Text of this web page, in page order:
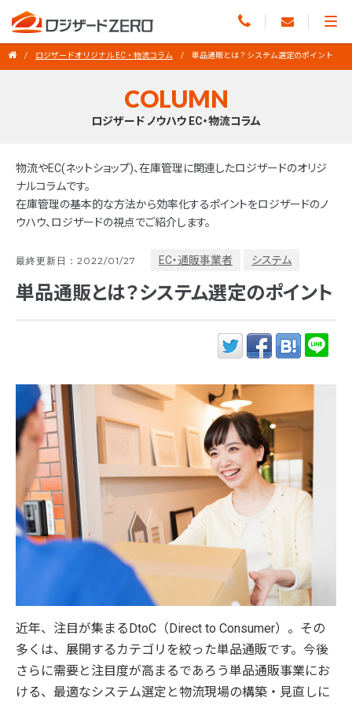
ロジザードオリジナル EC・物流コラム 単品通販とは？システム選定のポイント
COLUMN
ロジザード ノウハウ EC・物流コラム
物流やEC(ネットショップ)、在庫管理に関連したロジザードのオリジ
ナルコラムです。
在庫管理の基本的な方法から効率化するポイントをロジザードのノ
ウハウ、ロジザードの視点でご紹介します。
最終更新日：2022/01/27 EC・通販事業者 システム
単品通販とは？システム選定のポイント
近年、注目が集まるDtoC（Direct to Consumer）。その
多くは、展開するカテゴリを絞った単品通販です。今後
さらに需要と注目度が高まるであろう単品通販事業にお
ける、最適なシステム選定と物流現場の構築・見直しに